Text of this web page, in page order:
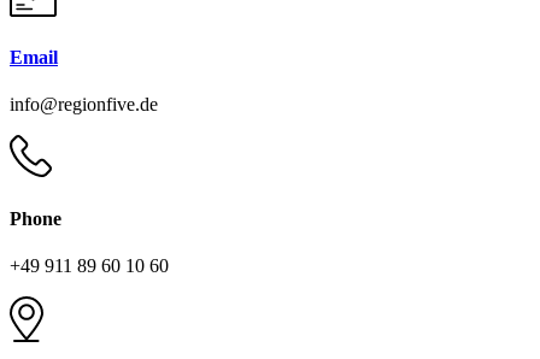
Email
info@regionfive.de
Phone
+49 911 89 60 10 60